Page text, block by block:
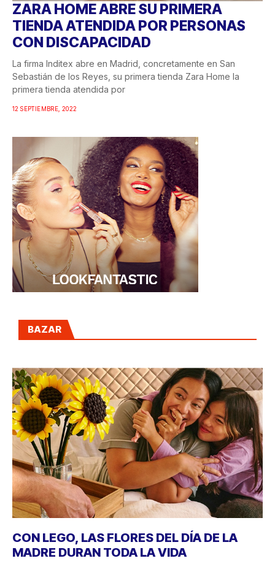
ZARA HOME ABRE SU PRIMERA
TIENDA ATENDIDA POR PERSONAS
CON DISCAPACIDAD
La firma Inditex abre en Madrid, concretamente en San
Sebastián de los Reyes, su primera tienda Zara Home la
primera tienda atendida por
12 SEPTIEMBRE, 2022
BAZAR
CON LEGO, LAS FLORES DEL DÍA DE LA
MADRE DURAN TODA LA VIDA